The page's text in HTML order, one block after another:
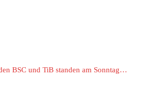
BSC und TiB standen am Sonntag…